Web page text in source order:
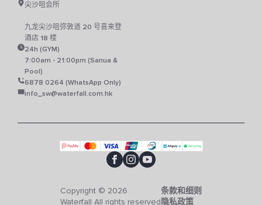
尖沙咀会所
九龙尖沙咀弥敦道 20 号喜来登
酒店 18 楼
24h (GYM)
7:00am - 21:00pm (Sanua &
Pool)
6878 0264 (WhatsApp Only)
info_sw@waterfall.com.hk
Copyright © 2026
Waterfall All rights reserved
条款和细则
隐私政策